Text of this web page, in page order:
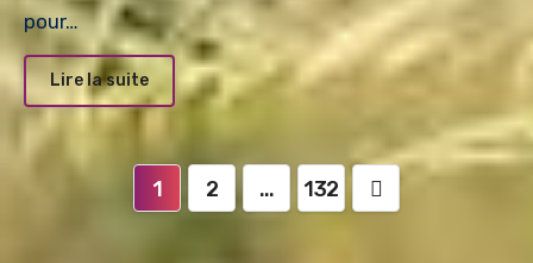
pour…
Lire la suite
Pagination
1 2 … 132